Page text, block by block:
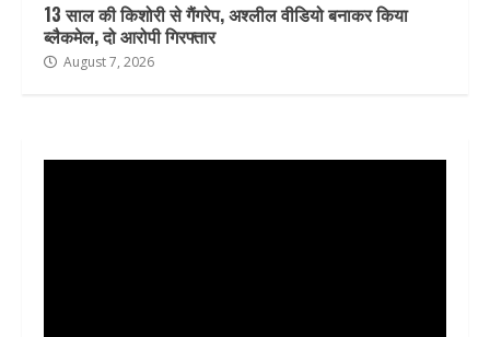
13 साल की किशोरी से गैंगरेप, अश्लील वीडियो बनाकर किया
ब्लैकमेल, दो आरोपी गिरफ्तार
August 7, 2026